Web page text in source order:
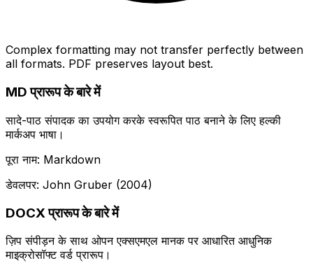
Complex formatting may not transfer perfectly between
all formats. PDF preserves layout best.
MD प्रारूप के बारे में
सादे-पाठ संपादक का उपयोग करके स्वरूपित पाठ बनाने के लिए हल्की
मार्कअप भाषा।
पूरा नाम: Markdown
डेवलपर: John Gruber (2004)
DOCX प्रारूप के बारे में
ज़िप संपीड़न के साथ ओपन एक्सएमएल मानक पर आधारित आधुनिक
माइक्रोसॉफ्ट वर्ड प्रारूप।